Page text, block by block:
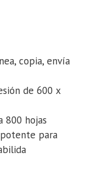
copia, envía
de 600 x
800 hojas
para